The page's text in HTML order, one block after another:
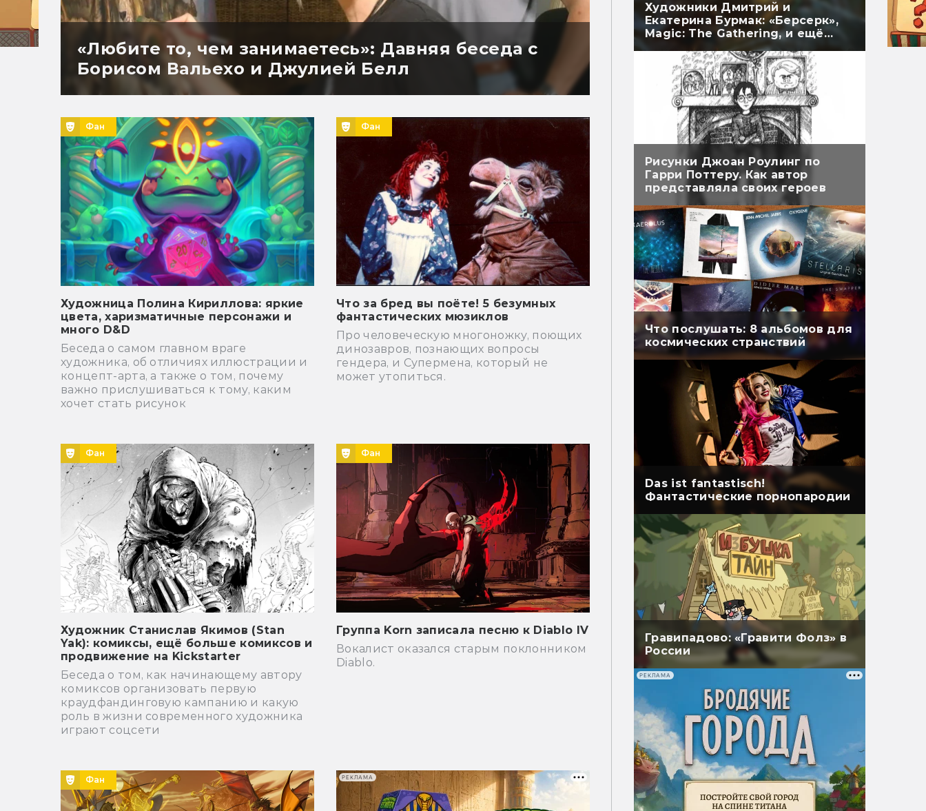
«Любите то, чем занимаетесь»: Давняя беседа с
Борисом Вальехо и Джулией Белл
Фан
Художница Полина Кириллова: яркие
цвета, харизматичные персонажи и
много D&D
Беседа о самом главном враге
художника, об отличиях иллюстрации и
концепт-арта, а также о том, почему
важно прислушиваться к тому, каким
хочет стать рисунок
Фан
Что за бред вы поёте! 5 безумных
фантастических мюзиклов
Про человеческую многоножку, поющих
динозавров, познающих вопросы
гендера, и Супермена, который не
может утопиться.
Фан
Художник Станислав Якимов (Stan
Yak): комиксы, ещё больше комиксов и
продвижение на Kickstarter
Беседа о том, как начинающему автору
комиксов организовать первую
краудфандинговую кампанию и какую
роль в жизни современного художника
играют соцсети
Фан
Группа Korn записала песню к Diablo IV
Вокалист оказался старым поклонником
Diablo.
Фан РЕКЛАМА
Художники Дмитрий и
Екатерина Бурмак: «Берсерк»,
Magic: The Gathering, и ещё
немного ККИ
Рисунки Джоан Роулинг по
Гарри Поттеру. Как автор
представляла своих героев
Что послушать: 8 альбомов для
космических странствий
Das ist fantastisch!
Фантастические порнопародии
Гравипадово: «Гравити Фолз» в
России
РЕКЛАМА